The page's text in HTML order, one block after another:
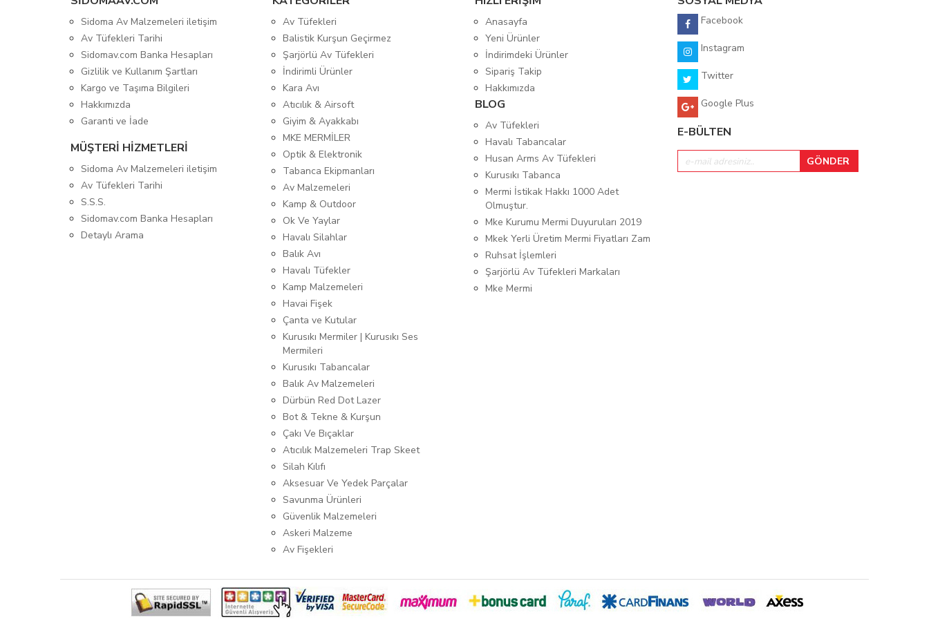
Sidoma Av Malzemeleri iletişim
Av Tüfekleri Tarihi
Sidomav.com Banka Hesapları
Gizlilik ve Kullanım Şartları
Kargo ve Taşıma Bilgileri
Hakkımızda
Garanti ve İade
MÜŞTERİ HİZMETLERİ
Sidoma Av Malzemeleri iletişim
Av Tüfekleri Tarihi
S.S.S.
Sidomav.com Banka Hesapları
Detaylı Arama
Av Tüfekleri
Balistik Kurşun Geçirmez
Şarjörlü Av Tüfekleri
İndirimli Ürünler
Kara Avı
Atıcılık & Airsoft
Giyim & Ayakkabı
MKE MERMİLER
Optik & Elektronik
Tabanca Ekipmanları
Av Malzemeleri
Kamp & Outdoor
Ok Ve Yaylar
Havalı Silahlar
Balık Avı
Havalı Tüfekler
Kamp Malzemeleri
Havai Fişek
Çanta ve Kutular
Kurusıkı Mermiler | Kurusıkı Ses
Mermileri
Kurusıkı Tabancalar
Balık Av Malzemeleri
Dürbün Red Dot Lazer
Bot & Tekne & Kurşun
Çakı Ve Bıçaklar
Atıcılık Malzemeleri Trap Skeet
Silah Kılıfı
Aksesuar Ve Yedek Parçalar
Savunma Ürünleri
Güvenlik Malzemeleri
Askeri Malzeme
Av Fişekleri
Anasayfa
Yeni Ürünler
İndirimdeki Ürünler
Sipariş Takip
Hakkımızda
BLOG
Av Tüfekleri
Havalı Tabancalar
Husan Arms Av Tüfekleri
Kurusıkı Tabanca
Mermi İstikak Hakkı 1000 Adet
Olmuştur.
Mke Kurumu Mermi Duyuruları 2019
Mkek Yerli Üretim Mermi Fiyatları Zam
Ruhsat İşlemleri
Şarjörlü Av Tüfekleri Markaları
Mke Mermi
Facebook
Instagram
Twitter
Google Plus
E-BÜLTEN